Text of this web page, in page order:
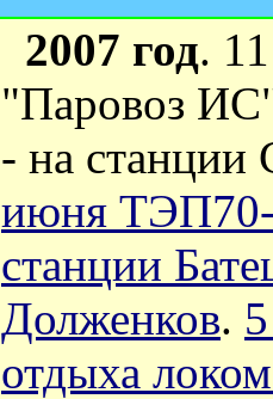
2007 год.
"Паровоз
- на станции
июня ТЭП70-
станции
Долженков.
отдыха